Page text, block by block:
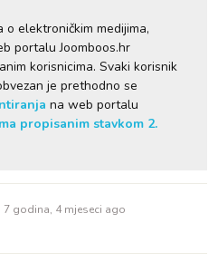
elektroničkim medijima,
portalu Joomboos.hr
korisnicima. Svaki korisnik
je prethodno se
na web portalu
propisanim stavkom 2.
7 godina, 4 mjeseci ago